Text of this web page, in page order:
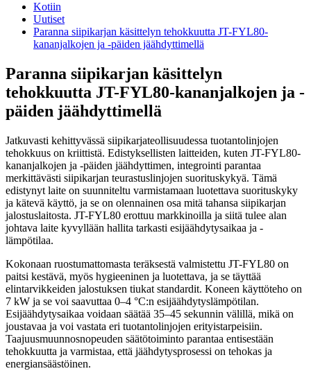
Kotiin
Uutiset
Paranna siipikarjan käsittelyn tehokkuutta JT-FYL80-
kananjalkojen ja -päiden jäähdyttimellä
Paranna siipikarjan käsittelyn
tehokkuutta JT-FYL80-kananjalkojen ja -
päiden jäähdyttimellä
Jatkuvasti kehittyvässä siipikarjateollisuudessa tuotantolinjojen
tehokkuus on kriittistä. Edistyksellisten laitteiden, kuten JT-FYL80-
kananjalkojen ja -päiden jäähdyttimen, integrointi parantaa
merkittävästi siipikarjan teurastuslinjojen suorituskykyä. Tämä
edistynyt laite on suunniteltu varmistamaan luotettava suorituskyky
ja kätevä käyttö, ja se on olennainen osa mitä tahansa siipikarjan
jalostuslaitosta. JT-FYL80 erottuu markkinoilla ja siitä tulee alan
johtava laite kyvyllään hallita tarkasti esijäähdytysaikaa ja -
lämpötilaa.
Kokonaan ruostumattomasta teräksestä valmistettu JT-FYL80 on
paitsi kestävä, myös hygieeninen ja luotettava, ja se täyttää
elintarvikkeiden jalostuksen tiukat standardit. Koneen käyttöteho on
7 kW ja se voi saavuttaa 0–4 °C:n esijäähdytyslämpötilan.
Esijäähdytysaikaa voidaan säätää 35–45 sekunnin välillä, mikä on
joustavaa ja voi vastata eri tuotantolinjojen erityistarpeisiin.
Taajuusmuunnosnopeuden säätötoiminto parantaa entisestään
tehokkuutta ja varmistaa, että jäähdytysprosessi on tehokas ja
energiansäästöinen.